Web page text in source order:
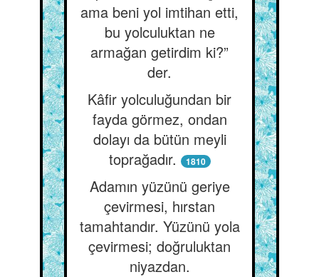
ama beni yol imtihan etti,
bu yolculuktan ne
armağan getirdim ki?”
der.
Kâfir yolculuğundan bir
fayda görmez, ondan
dolayı da bütün meyli
toprağadır.
1810
Adamın yüzünü geriye
çevirmesi, hırstan
tamahtandır. Yüzünü yola
çevirmesi; doğruluktan
niyazdan.